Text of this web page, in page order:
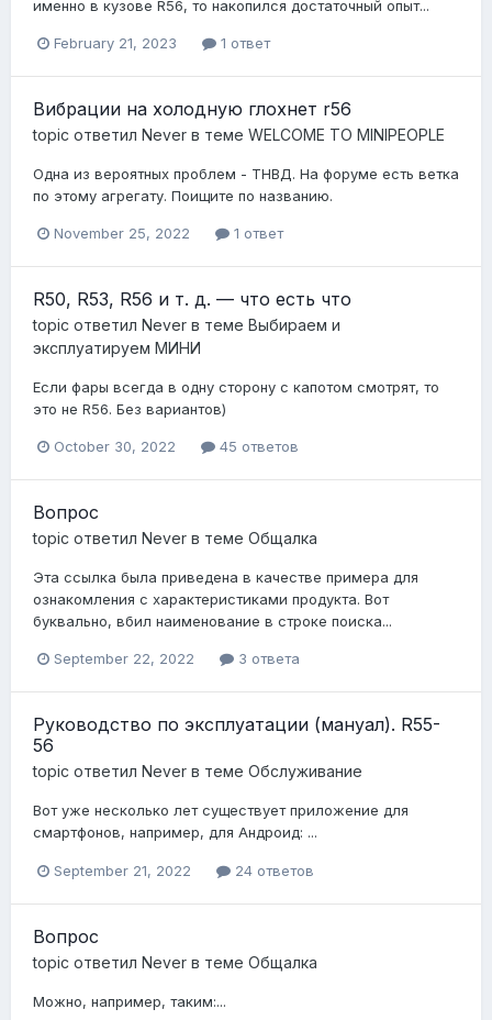
именно в кузове R56, то накопился достаточный опыт...
February 21, 2023 1 ответ
Вибрации на холодную глохнет r56
topic ответил Never в теме WELCOME TO MINIPEOPLE
Одна из вероятных проблем - ТНВД. На форуме есть ветка
по этому агрегату. Поищите по названию.
November 25, 2022 1 ответ
R50, R53, R56 и т. д. — что есть что
topic ответил Never в теме Выбираем и
эксплуатируем МИНИ
Если фары всегда в одну сторону с капотом смотрят, то
это не R56. Без вариантов)
October 30, 2022 45 ответов
Вопрос
topic ответил Never в теме Общалка
Эта ссылка была приведена в качестве примера для
ознакомления с характеристиками продукта. Вот
буквально, вбил наименование в строке поиска...
September 22, 2022 3 ответа
Руководство по эксплуатации (мануал). R55-
56
topic ответил Never в теме Обслуживание
Вот уже несколько лет существует приложение для
смартфонов, например, для Андроид: ...
September 21, 2022 24 ответов
Вопрос
topic ответил Never в теме Общалка
Можно, например, таким:...